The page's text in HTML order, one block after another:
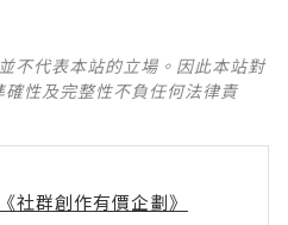
不代表本站的立場。因此本站對
性及完整性不負任何法律責
社群創作有價企劃》